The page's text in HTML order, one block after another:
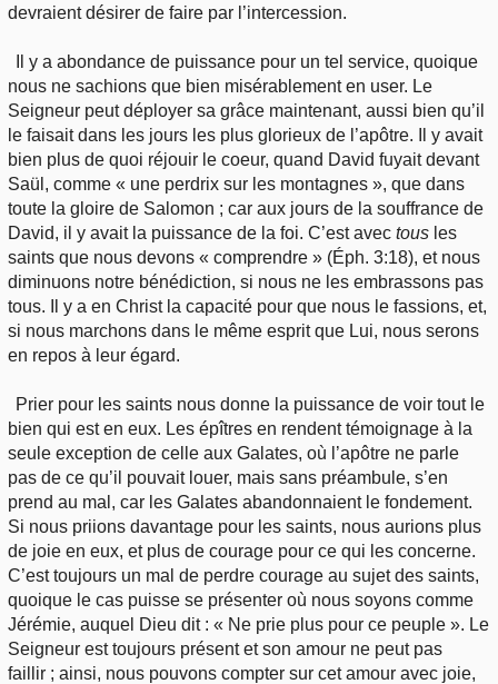
devraient désirer de faire par l’intercession.
Il y a abondance de puissance pour un tel service, quoique
nous ne sachions que bien misérablement en user. Le
Seigneur peut déployer sa grâce maintenant, aussi bien qu’il
le faisait dans les jours les plus glorieux de l’apôtre. Il y avait
bien plus de quoi réjouir le coeur, quand David fuyait devant
Saül, comme « une perdrix sur les montagnes », que dans
toute la gloire de Salomon ; car aux jours de la souffrance de
David, il y avait la puissance de la foi. C’est avec tous les
saints que nous devons « comprendre » (Éph. 3:18), et nous
diminuons notre bénédiction, si nous ne les embrassons pas
tous. Il y a en Christ la capacité pour que nous le fassions, et,
si nous marchons dans le même esprit que Lui, nous serons
en repos à leur égard.
Prier pour les saints nous donne la puissance de voir tout le
bien qui est en eux. Les épîtres en rendent témoignage à la
seule exception de celle aux Galates, où l’apôtre ne parle
pas de ce qu’il pouvait louer, mais sans préambule, s’en
prend au mal, car les Galates abandonnaient le fondement.
Si nous priions davantage pour les saints, nous aurions plus
de joie en eux, et plus de courage pour ce qui les concerne.
C’est toujours un mal de perdre courage au sujet des saints,
quoique le cas puisse se présenter où nous soyons comme
Jérémie, auquel Dieu dit : « Ne prie plus pour ce peuple ». Le
Seigneur est toujours présent et son amour ne peut pas
faillir ; ainsi, nous pouvons compter sur cet amour avec joie,